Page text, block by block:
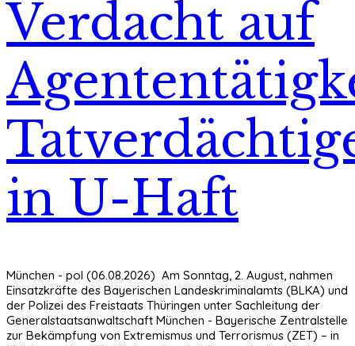
Verdacht auf
in U-Haft
München - pol (06.08.2026) Am Sonntag, 2. August, nahmen
Einsatzkräfte des Bayerischen Landeskriminalamts (BLKA) und
der Polizei des Freistaats Thüringen unter Sachleitung der
Generalstaatsanwaltschaft München - Bayerische Zentralstelle
zur Bekämpfung von Extremismus und Terrorismus (ZET) – in